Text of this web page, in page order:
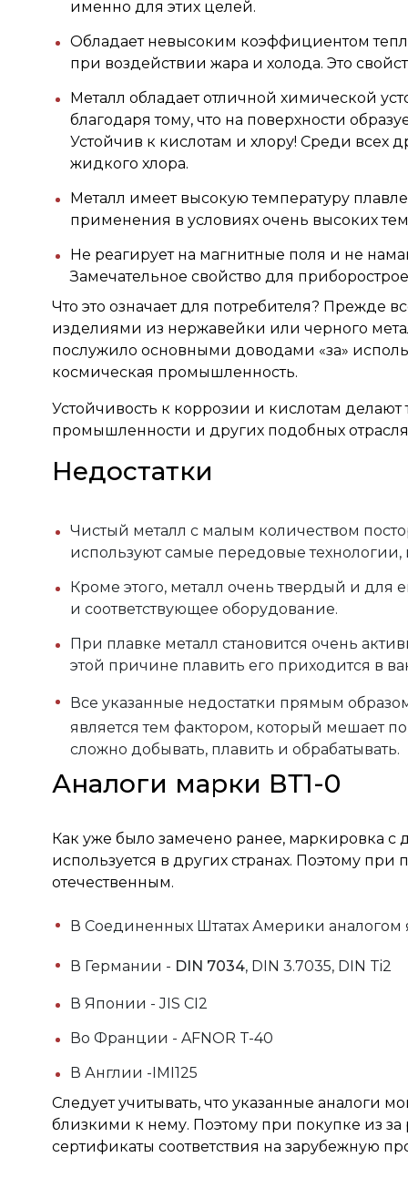
именно для этих целей.
Обладает невысоким коэффициентом
при воздействии жара и холода. Это
Металл обладает отличной химической
благодаря тому, что на поверхности
Устойчив к кислотам и хлору! Среди всех
жидкого хлора.
Металл имеет высокую температуру
применения в условиях очень высоких
Не реагирует на магнитные поля и не
Замечательное свойство для
Что это означает для потребителя? Прежде
изделиями из нержавейки или черного
послужило основными доводами «за»
космическая промышленность.
Устойчивость к коррозии и кислотам
промышленности и других подобных
Недостатки
Чистый металл с малым количеством
используют самые передовые технологии,
Кроме этого, металл очень твердый и для
и соответствующее оборудование.
При плавке металл становится очень
этой причине плавить его приходится в
Все указанные недостатки прямым
является тем фактором, который мешает
сложно добывать, плавить и обрабатывать.
Аналоги марки ВТ1-0
Как уже было замечено ранее, маркировка
используется в других странах. Поэтому
отечественным.
В Соединенных Штатах Америки аналогом
В Германии - DIN 7034, DIN 3.7035, DIN Ti2
В Японии - JIS CI2
Во Франции - AFNOR T-40
В Англии -IMI125
Следует учитывать, что указанные аналоги
близкими к нему. Поэтому при покупке из
сертификаты соответствия на зарубежную